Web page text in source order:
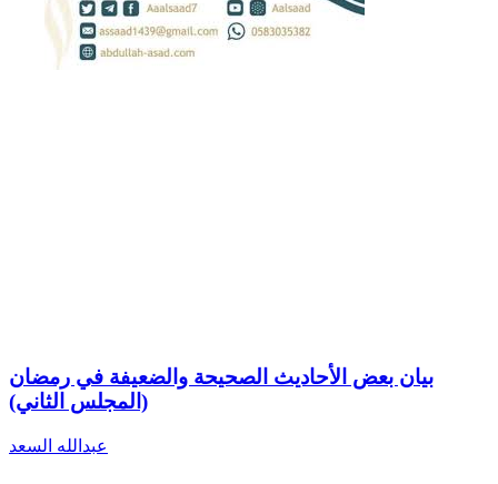
بيان بعض الأحاديث الصحيحة والضعيفة في رمضان
(المجلس الثاني)
عبدالله السعد